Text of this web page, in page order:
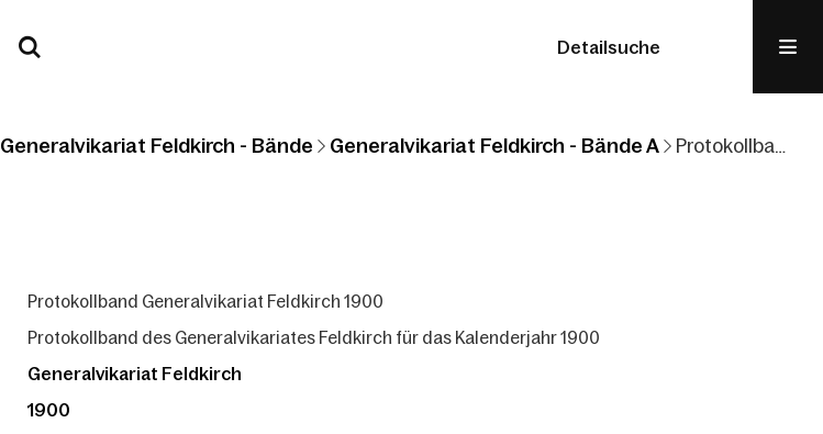
Detailsuche
Generalvikariat Feldkirch - Bände Generalvikariat Feldkirch - Bände A Protokollband Generalvikariat Feldkirch 1900
Protokollband Generalvikariat Feldkirch 1900
Protokollband des Generalvikariates Feldkirch für das Kalenderjahr 1900
Generalvikariat Feldkirch
1900